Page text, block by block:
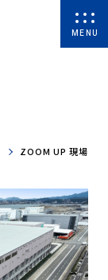
MENU
ZOOM UP 現場